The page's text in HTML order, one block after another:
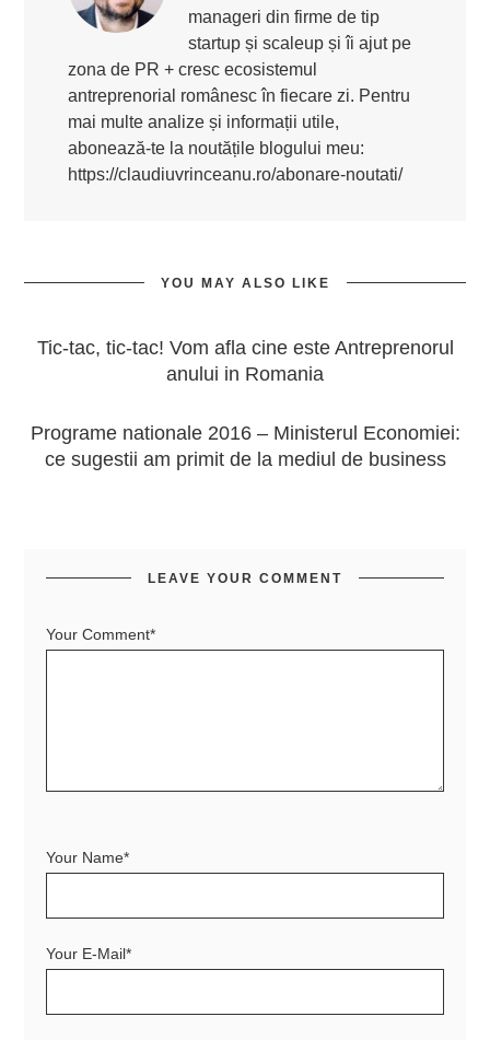
manageri din firme de tip
startup și scaleup și îi ajut pe
zona de PR + cresc ecosistemul
antreprenorial românesc în fiecare zi. Pentru
mai multe analize și informații utile,
abonează-te la noutățile blogului meu:
https://claudiuvrinceanu.ro/abonare-noutati/
YOU MAY ALSO LIKE
Tic-tac, tic-tac! Vom afla cine este Antreprenorul
anului in Romania
Programe nationale 2016 – Ministerul Economiei:
ce sugestii am primit de la mediul de business
LEAVE YOUR COMMENT
Your Comment*
Your Name*
Your E-Mail*